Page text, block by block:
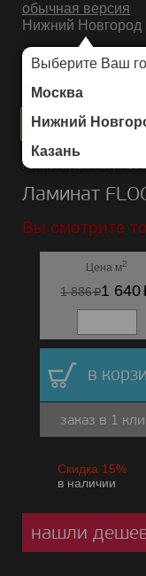
обычная версия
Нижний Новгород
Выберите Ваш
Москва
Нижний
Казань
ИНТЕРНЕТ-МАГАЗИН
Каталог/Ламинат/
Ламинат
Вы смотрите
Цена м2
1 886p1 640
в
заказ в 1
Скидка 15%
в наличии
нашли